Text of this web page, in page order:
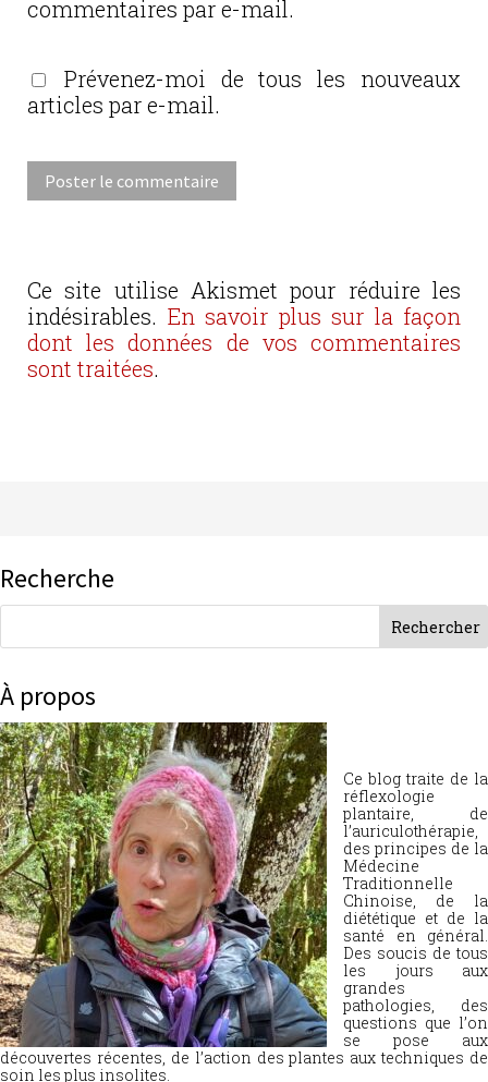
commentaires par e-mail.
Prévenez-moi de tous les nouveaux
articles par e-mail.
Ce site utilise Akismet pour réduire les
indésirables. En savoir plus sur la façon
dont les données de vos commentaires
sont traitées.
Recherche
À propos
Ce blog traite de la
réflexologie
plantaire, de
l’auriculothérapie,
des principes de la
Médecine
Traditionnelle
Chinoise, de la
diététique et de la
santé en général.
Des soucis de tous
les jours aux
grandes
pathologies, des
questions que l’on
se pose aux
découvertes récentes, de l’action des plantes aux techniques de
soin les plus insolites.